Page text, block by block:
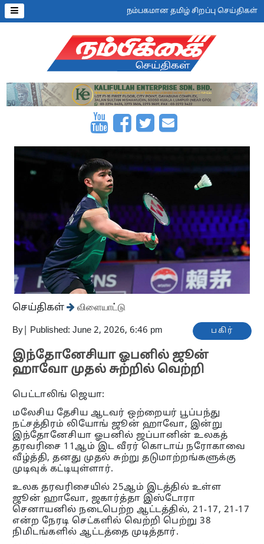
நம்பகமான தமிழ் சிறப்பு செய்திகள்
செய்திகள் விளையாட்டு
By Published: June 2, 2026, 6:46 pm பகிர்
இந்தோனேசியா ஓபனில் ஜூன்
ஹாவோ முதல் சுற்றில் வெற்றி
பெட்டாலிங் ஜெயா:
மலேசிய தேசிய ஆடவர் ஒற்றையர் பூப்பந்து
நட்சத்திரம் லியோங் ஜூன் ஹாவோ, இன்று
இந்தோனேசியா ஓபனில் ஜப்பானின் உலகத்
தரவரிசை 11ஆம் இட வீரர் கொடாய் நரோகாவை
வீழ்த்தி, தனது முதல் சுற்று தடுமாற்றங்களுக்கு
முடிவுக் கட்டியுள்ளார்.
உலக தரவரிசையில் 25ஆம் இடத்தில் உள்ள
ஜூன் ஹாவோ, ஜகார்த்தா இஸ்டோரா
செனாயனில் நடைபெற்ற ஆட்டத்தில், 21-17, 21-17
என்ற நேரடி செட்களில் வெற்றி பெற்று 38
நிமிடங்களில் ஆட்டத்தை முடித்தார்.